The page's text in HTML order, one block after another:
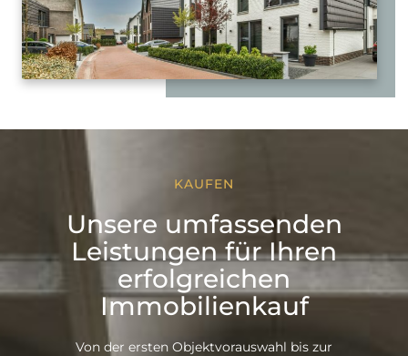
KAUFEN
Unsere umfassenden
Leistungen für Ihren
erfolgreichen
Immobilienkauf
Von der ersten Objektvorauswahl bis zur